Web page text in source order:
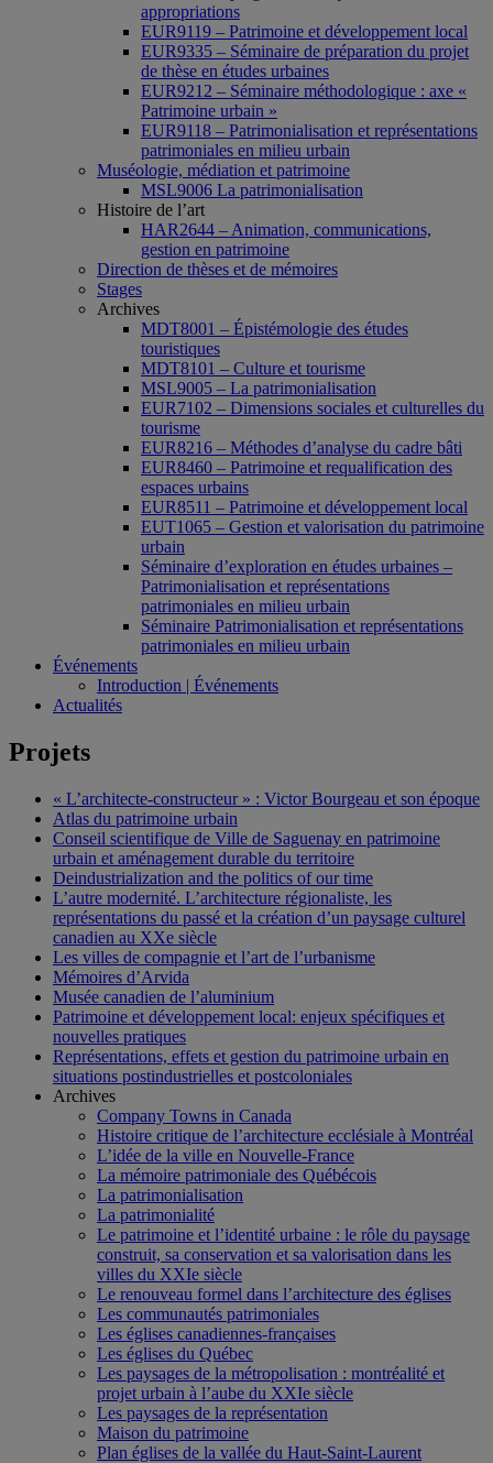
appropriations
EUR9119 – Patrimoine et développement local
EUR9335 – Séminaire de préparation du projet
de thèse en études urbaines
EUR9212 – Séminaire méthodologique : axe «
Patrimoine urbain »
EUR9118 – Patrimonialisation et représentations
patrimoniales en milieu urbain
Muséologie, médiation et patrimoine
MSL9006 La patrimonialisation
Histoire de l’art
HAR2644 – Animation, communications,
gestion en patrimoine
Direction de thèses et de mémoires
Stages
Archives
MDT8001 – Épistémologie des études
touristiques
MDT8101 – Culture et tourisme
MSL9005 – La patrimonialisation
EUR7102 – Dimensions sociales et culturelles du
tourisme
EUR8216 – Méthodes d’analyse du cadre bâti
EUR8460 – Patrimoine et requalification des
espaces urbains
EUR8511 – Patrimoine et développement local
EUT1065 – Gestion et valorisation du patrimoine
urbain
Séminaire d’exploration en études urbaines –
Patrimonialisation et représentations
patrimoniales en milieu urbain
Séminaire Patrimonialisation et représentations
patrimoniales en milieu urbain
Événements
Introduction | Événements
Actualités
Projets
« L’architecte-constructeur » : Victor Bourgeau et son époque
Atlas du patrimoine urbain
Conseil scientifique de Ville de Saguenay en patrimoine
urbain et aménagement durable du territoire
Deindustrialization and the politics of our time
L’autre modernité. L’architecture régionaliste, les
représentations du passé et la création d’un paysage culturel
canadien au XXe siècle
Les villes de compagnie et l’art de l’urbanisme
Mémoires d’Arvida
Musée canadien de l’aluminium
Patrimoine et développement local: enjeux spécifiques et
nouvelles pratiques
Représentations, effets et gestion du patrimoine urbain en
situations postindustrielles et postcoloniales
Archives
Company Towns in Canada
Histoire critique de l’architecture ecclésiale à Montréal
L’idée de la ville en Nouvelle-France
La mémoire patrimoniale des Québécois
La patrimonialisation
La patrimonialité
Le patrimoine et l’identité urbaine : le rôle du paysage
construit, sa conservation et sa valorisation dans les
villes du XXIe siècle
Le renouveau formel dans l’architecture des églises
Les communautés patrimoniales
Les églises canadiennes-françaises
Les églises du Québec
Les paysages de la métropolisation : montréalité et
projet urbain à l’aube du XXIe siècle
Les paysages de la représentation
Maison du patrimoine
Plan églises de la vallée du Haut-Saint-Laurent